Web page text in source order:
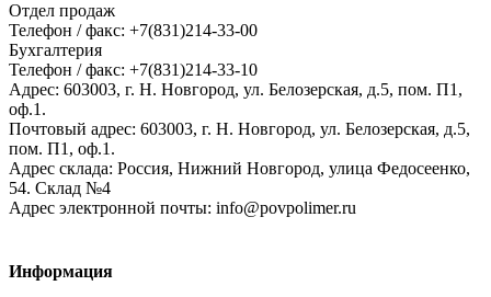
Отдел продаж
Телефон / факс: +7(831)214-33-00
Бухгалтерия
Телефон / факс: +7(831)214-33-10
Адрес: 603003, г. Н. Новгород, ул. Белозерская, д.5, пом. П1,
оф.1.
Почтовый адрес: 603003, г. Н. Новгород, ул. Белозерская, д.5,
пом. П1, оф.1.
Адрес склада: Россия, Нижний Новгород, улица Федосеенко,
54. Склад №4
Адрес электронной почты: info@povpolimer.ru
Информация